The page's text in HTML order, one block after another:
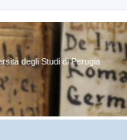
degli Studi di Perugia